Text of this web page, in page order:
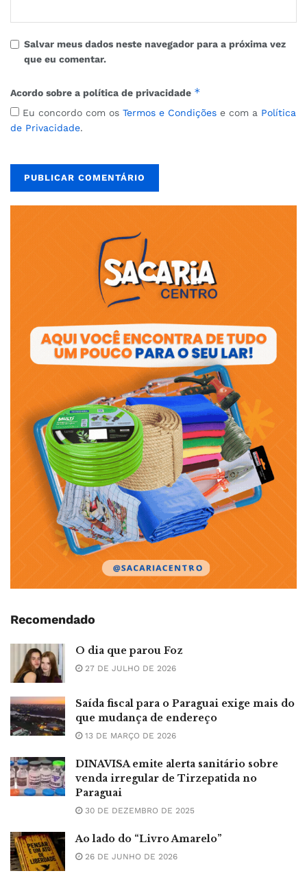
Salvar meus dados neste navegador para a próxima vez
que eu comentar.
Acordo sobre a política de privacidade *
Eu concordo com os Termos e Condições e com a Política
de Privacidade.
Recomendado
O dia que parou Foz
27 DE JULHO DE 2026
Saída fiscal para o Paraguai exige mais do
que mudança de endereço
13 DE MARÇO DE 2026
DINAVISA emite alerta sanitário sobre
venda irregular de Tirzepatida no
Paraguai
30 DE DEZEMBRO DE 2025
Ao lado do “Livro Amarelo”
26 DE JUNHO DE 2026